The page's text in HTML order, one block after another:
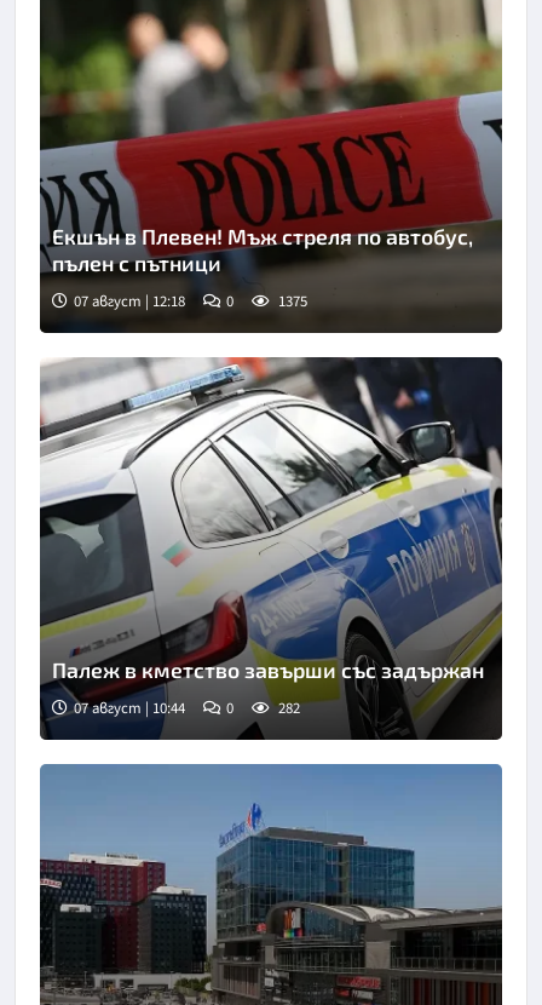
Екшън в Плевен! Мъж стреля по автобус,
пълен с пътници
07 август | 12:18 0 1375
Снимка: БТА
Палеж в кметство завърши със задържан
07 август | 10:44 0 282